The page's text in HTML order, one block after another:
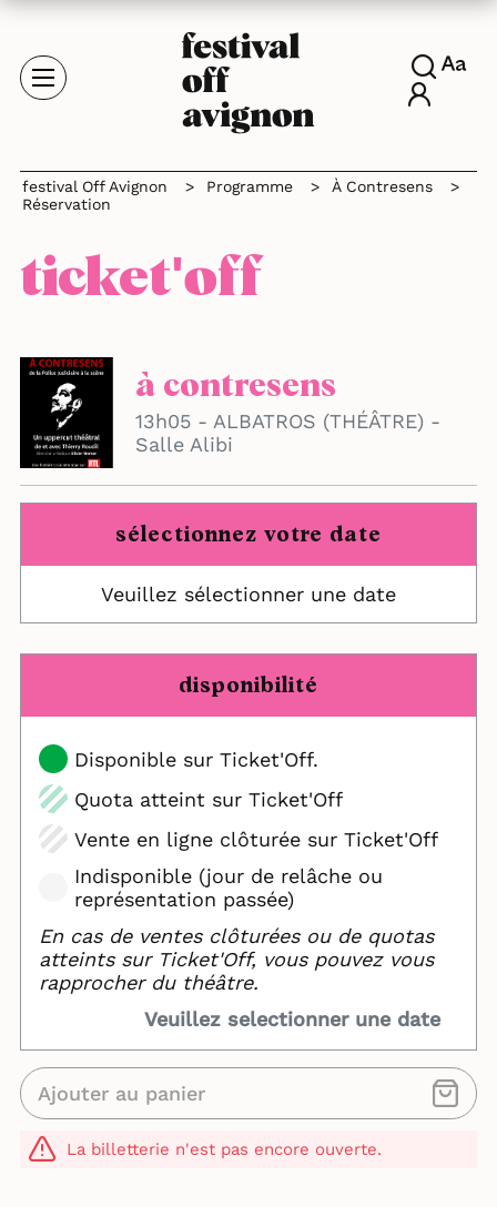
festival Off Avignon > Programme > À Contresens
>
Réservation
ticket'off
à contresens
13h05 - ALBATROS (THÉÂTRE) -
Salle Alibi
sélectionnez votre date
Veuillez sélectionner une date
disponibilité
Disponible sur Ticket'Off.
Quota atteint sur Ticket'Off
Vente en ligne clôturée sur Ticket'Off
Indisponible (jour de relâche ou
représentation passée)
En cas de ventes clôturées ou de quotas
atteints sur Ticket'Off, vous pouvez vous
rapprocher du théâtre.
Veuillez selectionner une date
Ajouter au panier
La billetterie n'est pas encore ouverte.